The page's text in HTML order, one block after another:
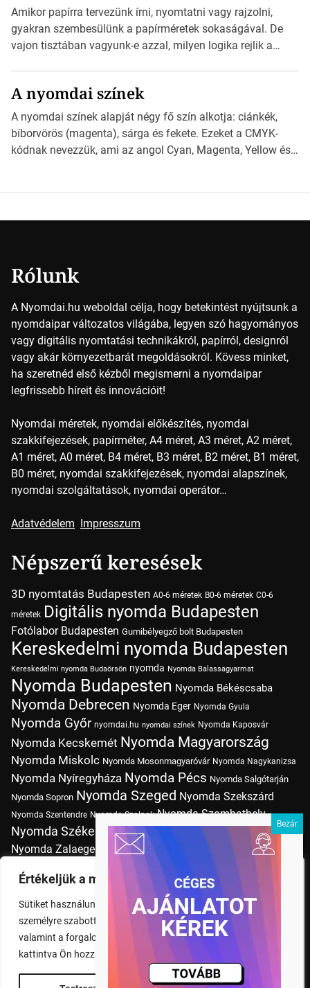
Értékeljük a magánéletét
Sütiket használunk a böngészési élmény fokozására,
személyre szabott hirdetések vagy tartalmak megjelenítésére,
valamint a forgalom elemzésére. A "Mindent elfogad" gombra
kattintva Ön hozzájárul a cookie-k használatához.
esetben konzultáljunk a nyomdával, mielőtt elkezdjük a
nyomdai előkészítést!Nehogy az elkészült munka után
derüljön ki, hogy valamit másképp kellett volna csinálni! […]
Amikor papírra tervezünk írni, nyomtatni vagy rajzolni,
gyakran szembesülünk a papírméretek sokaságával. De
vajon tisztában vagyunk-e azzal, milyen logika rejlik a
*Hirdetés Ebben a cikkben a papírméretek izgalmas
világába kalauzolunk el téged, hogy jobban megértsd,
milyen szempontok alapján érdemes választanod a
jövőben. Bevezetés a papírméretek világába A […]
A nyomdai színek
A nyomdai színek alapját négy fő szín alkotja: ciánkék,
bíborvörös (magenta), sárga és fekete. Ezeket a CMYK-
kódnak nevezzük, ami az angol Cyan, Magenta, Yellow és
Rólunk
A Nyomdai.hu weboldal célja, hogy betekintést nyújtsunk a
nyomdaipar változatos világába, legyen szó hagyományos
vagy digitális nyomtatási technikákról, papírról, designról
vagy akár környezetbarát megoldásokról. Kövess minket,
ha szeretnéd első kézből megismerni a nyomdaipar
legfrissebb híreit és innovációit!
Nyomdai méretek, nyomdai előkészítés, nyomdai
szakkifejezések, papírméter, A4 méret, A3 méret, A2 méret,
A1 méret, A0 méret, B4 méret, B3 méret, B2 méret, B1 méret,
B0 méret, nyomdai szakkifejezések, nyomdai alapszínek,
nyomdai szolgáltatások, nyomdai operátor…
Adatvédelem Impresszum
Népszerű keresések
3D nyomtatás Budapesten A0-6 méretek B0-6 méretek C0-6
méretek Digitális nyomda Budapesten
Fotólabor Budapesten Gumibélyegző bolt Budapesten
Kereskedelmi nyomda Budapesten
Kereskedelmi nyomda Budaörsön nyomda Nyomda Balassagyarmat
Nyomda Budapesten Nyomda Békéscsaba
Nyomda Debrecen Nyomda Eger Nyomda Gyula
Nyomda Győr nyomdai.hu nyomdai színek Nyomda Kaposvár
Nyomda Kecskemét Nyomda Magyarország
Nyomda Miskolc Nyomda Mosonmagyaróvár Nyomda Nagykanizsa
Nyomda Nyíregyháza Nyomda Pécs Nyomda Salgótarján
Nyomda Sopron Nyomda Szeged Nyomda Szekszárd
Nyomda Szentendre Nyomda Szolnok Nyomda Szombathely
Nyomda Székesfehérvár Nyomda Tatabánya Nyomda Vác
Nyomda Zalaegerszeg Nyomda Érd nyomtatás
Nyomtatás Budapesten
Pólónyomtatás Budapesten Szitanyomda Budapesten
Tudásbázis